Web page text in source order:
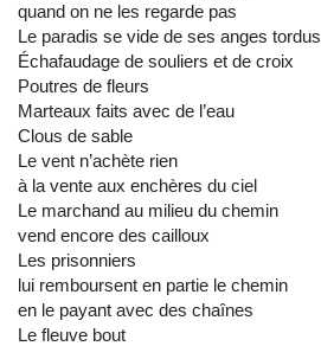
quand on ne les regarde pas
Le paradis se vide de ses anges tordus
Échafaudage de souliers et de croix
Poutres de fleurs
Marteaux faits avec de l’eau
Clous de sable
Le vent n’achète rien
à la vente aux enchères du ciel
Le marchand au milieu du chemin
vend encore des cailloux
Les prisonniers
lui remboursent en partie le chemin
en le payant avec des chaînes
Le fleuve bout